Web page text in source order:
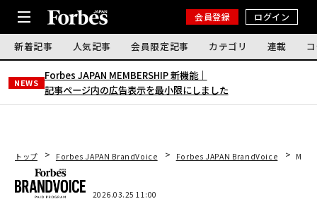
会員登録 ログイン
新着記事 人気記事 会員限定記事 カテゴリ 連載
NEWS
Forbes JAPAN MEMBERSHIP 新機能｜
記事ページ内の広告表示を最小限にしました
トップ Forbes JAPAN BrandVoice Forbes JAPAN BrandVoice M&A
2026.03.25 11:00